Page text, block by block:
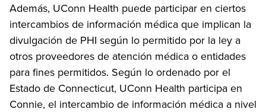
Además, UConn Health puede participar en ciertos
intercambios de información médica que implican la
divulgación de PHI según lo permitido por la ley a
otros proveedores de atención médica o entidades
para fines permitidos. Según lo ordenado por el
Estado de Connecticut, UConn Health participa en
Connie, el intercambio de información médica a nivel